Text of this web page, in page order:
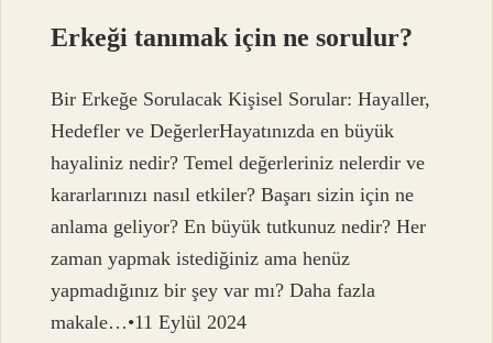
Erkeği tanımak için ne sorulur?
Bir Erkeğe Sorulacak Kişisel Sorular: Hayaller,
Hedefler ve DeğerlerHayatınızda en büyük
hayaliniz nedir? Temel değerleriniz nelerdir ve
kararlarınızı nasıl etkiler? Başarı sizin için ne
anlama geliyor? En büyük tutkunuz nedir? Her
zaman yapmak istediğiniz ama henüz
yapmadığınız bir şey var mı? Daha fazla
makale…•11 Eylül 2024